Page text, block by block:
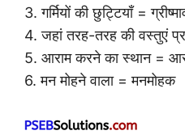
3. गर्मियों की छुट्टियाँ =
4. जहां तरह-तरह की वस्तुएं
5. आराम करने का स्थान =
6. मन मोहने वाला = मनमोहक